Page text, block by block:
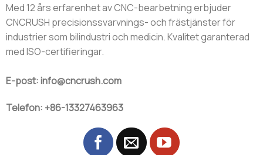
Med 12 års erfarenhet av CNC-bearbetning erbjuder
CNCRUSH precisionssvarvnings- och frästjänster för
industrier som bilindustri och medicin. Kvalitet garanterad
med ISO-certifieringar.
E-post: info@cncrush.com
Telefon: +86-13327463963